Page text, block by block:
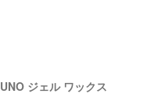
UNO ジェル ワックス